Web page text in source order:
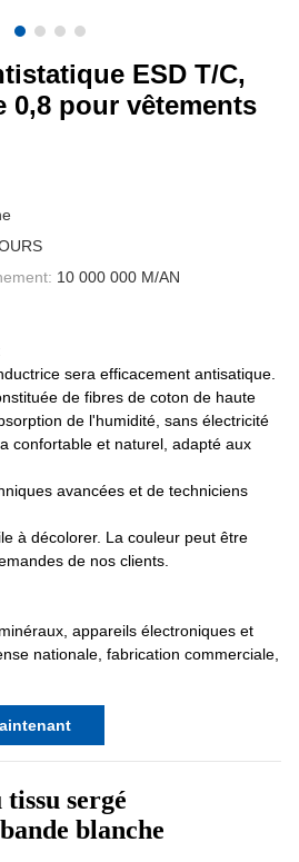
ESD T/C,
0,8 pour vêtements
10 000 000 M/AN
sera efficacement antisatique.
de fibres de coton de haute
de l'humidité, sans électricité
confortable et naturel, adapté aux
avancées et de techniciens
à décolorer. La couleur peut être
de nos clients.
appareils électroniques et
nationale, fabrication commerciale,
sergé
blanche